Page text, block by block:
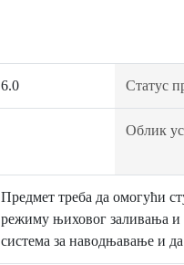
6.0 Статус
Облик
Предмет треба да омогући
режиму њиховог заливања и
система за наводњавање и